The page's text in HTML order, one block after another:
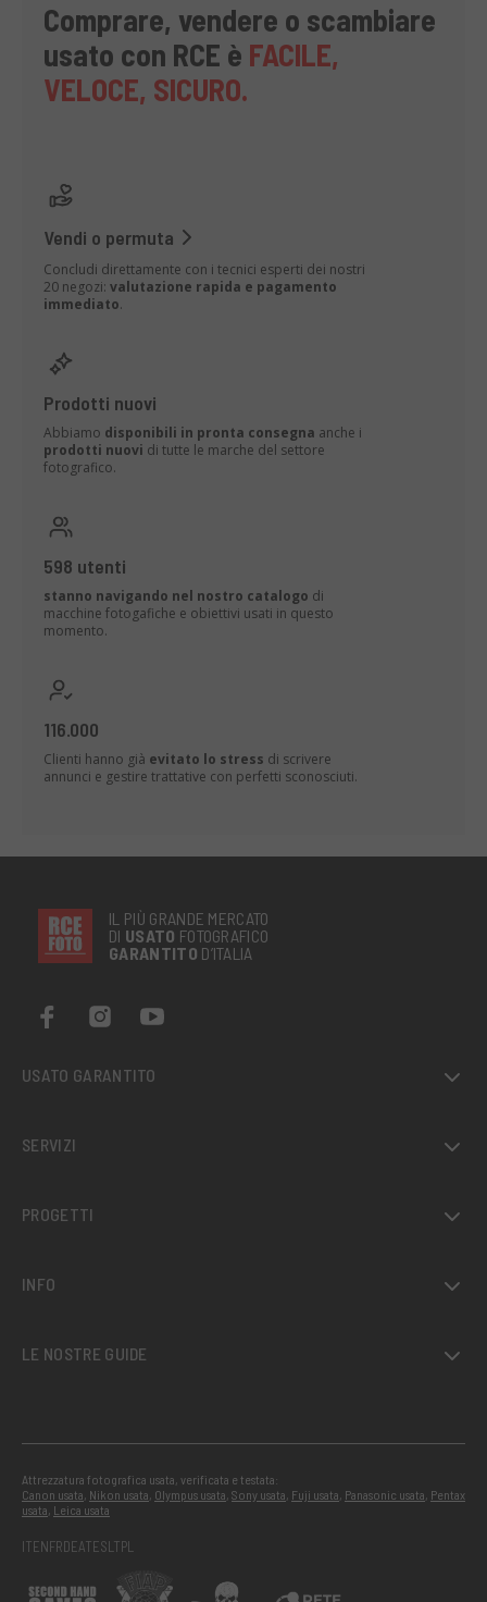
Comprare, vendere o scambiare
usato con RCE è FACILE,
VELOCE, SICURO.
Vendi o permuta
Concludi direttamente con i tecnici esperti dei nostri
20 negozi: valutazione rapida e pagamento
immediato.
Prodotti nuovi
Abbiamo disponibili in pronta consegna anche i
prodotti nuovi di tutte le marche del settore
fotografico.
598 utenti
stanno navigando nel nostro catalogo di
macchine fotogafiche e obiettivi usati in questo
momento.
116.000
Clienti hanno già evitato lo stress di scrivere
annunci e gestire trattative con perfetti sconosciuti.
IL PIÙ GRANDE MERCATO
DI USATO FOTOGRAFICO
GARANTITO D’ITALIA
USATO GARANTITO
SERVIZI
PROGETTI
INFO
LE NOSTRE GUIDE
Attrezzatura fotografica usata, verificata e testata:
Canon usata, Nikon usata, Olympus usata, Sony usata, Fuji usata, Panasonic usata, Pentax
usata, Leica usata
ITENFRDEATESLTPL